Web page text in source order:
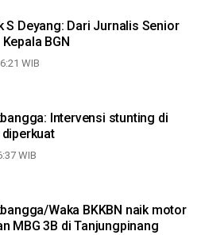
S Deyang: Dari Jurnalis Senior
BGN
WIB
Intervensi stunting di
WIB
Waka BKKBN naik motor
MBG 3B di Tanjungpinang